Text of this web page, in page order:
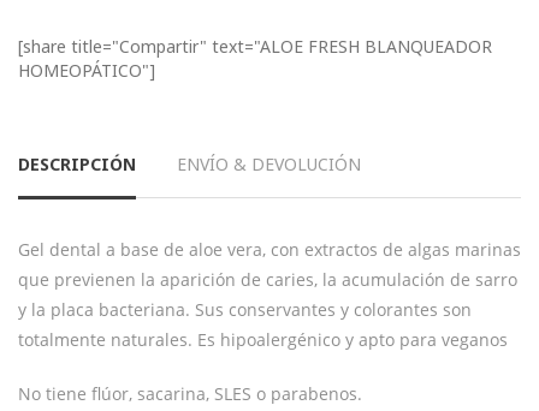
[share title="Compartir" text="ALOE FRESH BLANQUEADOR
HOMEOPÁTICO"]
DESCRIPCIÓN ENVÍO & DEVOLUCIÓN
Gel dental a base de aloe vera, con extractos de algas marinas
que previenen la aparición de caries, la acumulación de sarro
y la placa bacteriana. Sus conservantes y colorantes son
totalmente naturales. Es hipoalergénico y apto para veganos
No tiene flúor, sacarina, SLES o parabenos.